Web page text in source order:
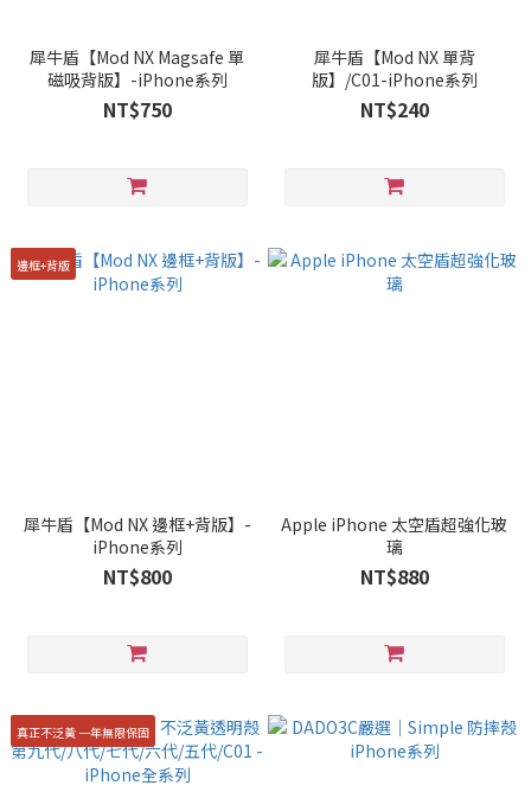
犀牛盾【Mod NX Magsafe 單
磁吸背版】-iPhone系列
NT$750
犀牛盾【Mod NX 單背
版】/C01-iPhone系列
NT$240
邊框+背版
犀牛盾【Mod NX 邊框+背版】-
iPhone系列
NT$800
Apple iPhone 太空盾超強化玻
璃
NT$880
真正不泛黃 一年無限保固